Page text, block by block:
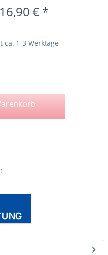
16,90 € *
ca. 1-3 Werktage